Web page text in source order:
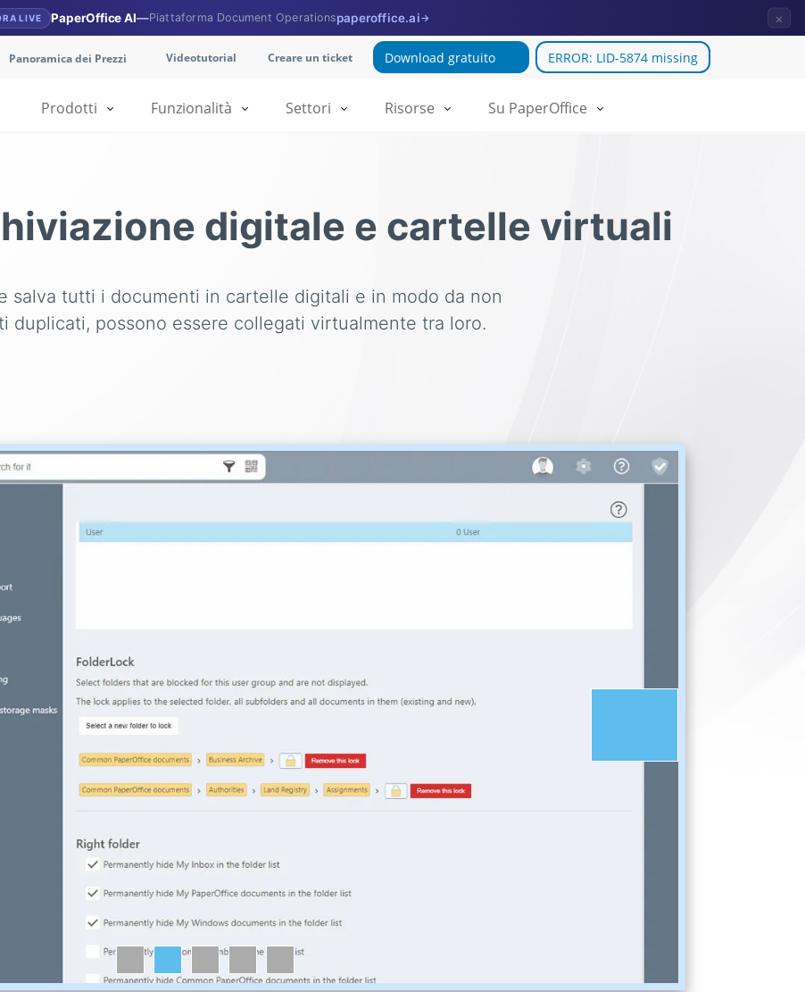
LIVE PaperOffice AI—Piattaforma Document Operationspaperoffice.ai→ ×
Panoramica dei Prezzi Videotutorial Creare un ticket Download gratuito ERROR: LID-5874 missing
Su PaperOffice
Risorse
Settori
Funzionalità
Prodotti
digitale e cartelle virtuali
salva tutti i documenti in cartelle digitali e in modo da non
duplicati, possono essere collegati virtualmente tra loro.